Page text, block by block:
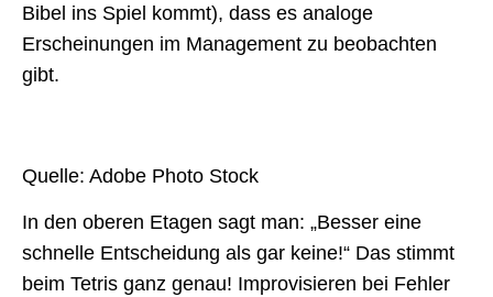
Bibel ins Spiel kommt), dass es analoge
Erscheinungen im Management zu beobachten
gibt.
Quelle: Adobe Photo Stock
In den oberen Etagen sagt man: „Besser eine
schnelle Entscheidung als gar keine!“ Das stimmt
beim Tetris ganz genau! Improvisieren bei Fehler